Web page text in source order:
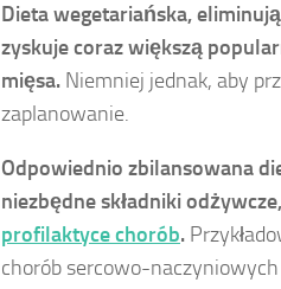
Dieta wegetariańska,
zyskuje coraz większą
mięsa. Niemniej jednak, aby
zaplanowanie.
Odpowiednio zbilansowana
niezbędne składniki
profilaktyce chorób.
chorób sercowo-